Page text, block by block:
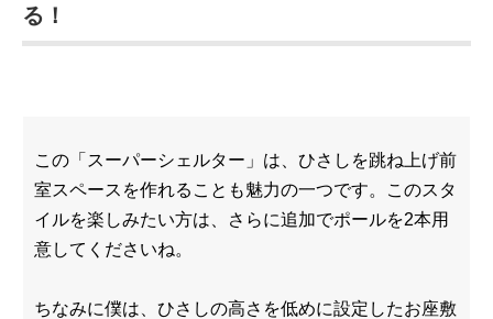
る！
この「スーパーシェルター」は、ひさしを跳ね上げ前
室スペースを作れることも魅力の一つです。このスタ
イルを楽しみたい方は、さらに追加でポールを2本用
意してくださいね。
ちなみに僕は、ひさしの高さを低めに設定したお座敷